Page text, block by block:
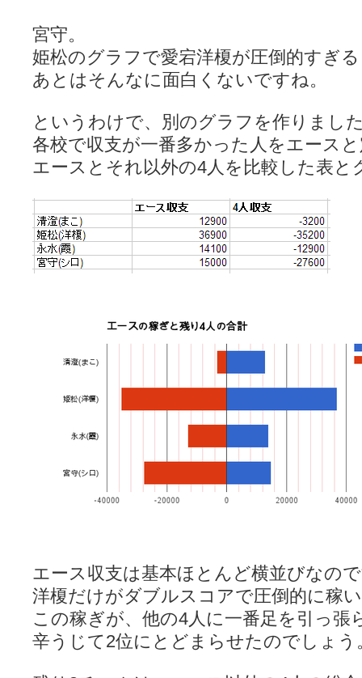
宮守。
姫松のグラフで愛宕洋榎が圧倒的すぎ
あとはそんなに面白くないですね。
というわけで、別のグラフを作りまし
各校で収支が一番多かった人をエース
エースとそれ以外の4人を比較した表と
エース収支は基本ほとんど横並びなの
洋榎だけがダブルスコアで圧倒的に稼
この稼ぎが、他の4人に一番足を引っ張
辛うじて2位にとどまらせたのでしょう